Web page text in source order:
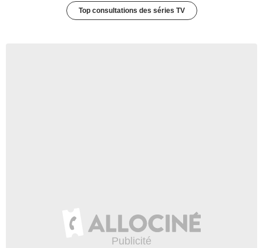
Top consultations des séries TV